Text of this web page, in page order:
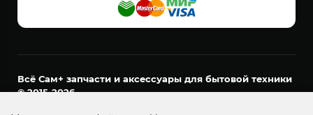
Всё Сам+ запчасти и аксессуары для бытовой техники
© 2015-2026